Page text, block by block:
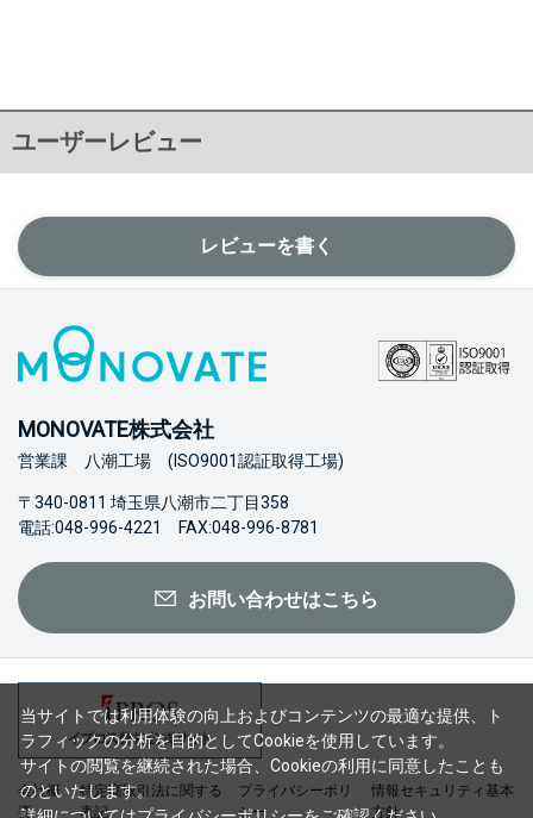
ユーザーレビュー
レビューを書く
MONOVATE株式会社
営業課 八潮工場 (ISO9001認証取得工場)
〒340-0811 埼玉県八潮市二丁目358
電話:048-996-4221 FAX:048-996-8781
お問い合わせはこちら
会社概
要
特定商取引法に関する
表記
プライバシーポリ
シー
情報セキュリティ基本
方針
当サイトでは利用体験の向上およびコンテンツの最適な提供、ト
ラフィックの分析を目的としてCookieを使用しています。
サイトの閲覧を継続された場合、Cookieの利用に同意したことも
のといたします。